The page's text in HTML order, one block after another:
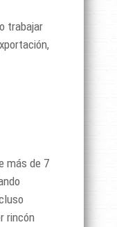
trabajar
más de 7
rincón